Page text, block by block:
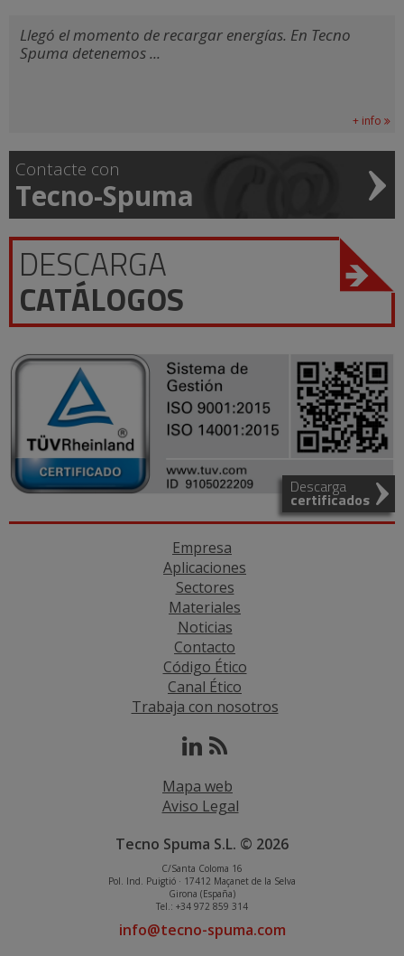
Llegó el momento de recargar energías. En Tecno
Spuma detenemos ...
+ info
Contacte con
Tecno-Spuma
DESCARGA
CATÁLOGOS
Descarga
certificados
Empresa
Aplicaciones
Sectores
Materiales
Noticias
Contacto
Código Ético
Canal Ético
Trabaja con nosotros
Mapa web
Aviso Legal
Tecno Spuma S.L. © 2026
C/Santa Coloma 16
Pol. Ind. Puigtió · 17412 Maçanet de la Selva
Girona (España)
Tel.: +34 972 859 314
info@tecno-spuma.com